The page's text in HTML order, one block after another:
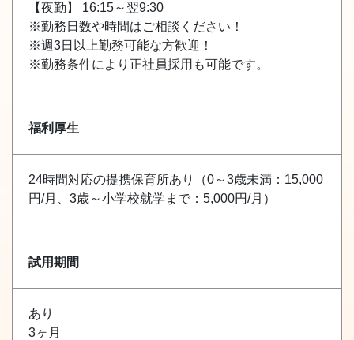
【夜勤】 16:15～翌9:30
※勤務日数や時間はご相談ください！
※週3日以上勤務可能な方歓迎！
※勤務条件により正社員採用も可能です。
福利厚生
24時間対応の提携保育所あり（0～3歳未満：15,000
円/月、3歳～小学校就学まで：5,000円/月）
試用期間
あり
3ヶ月